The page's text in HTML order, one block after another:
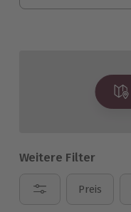
Weitere Filter
Preis